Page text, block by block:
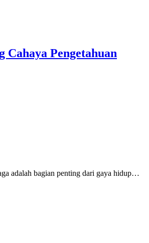
Cahaya Pengetahuan
adalah bagian penting dari gaya hidup…